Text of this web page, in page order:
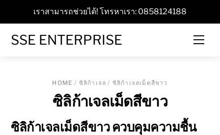
content
เราสามารถช่วยได้! โทรหาเรา: 0858124188
SSE ENTERPRISE
HOME / ซิลิก้าเจล / ซิลิก้าเจลเม็ดสีขาว
ซิลิก้าเจลเม็ดสีขาว
ซิลิก้าเจลเม็ดสีขาว ควบคุมความชื้น